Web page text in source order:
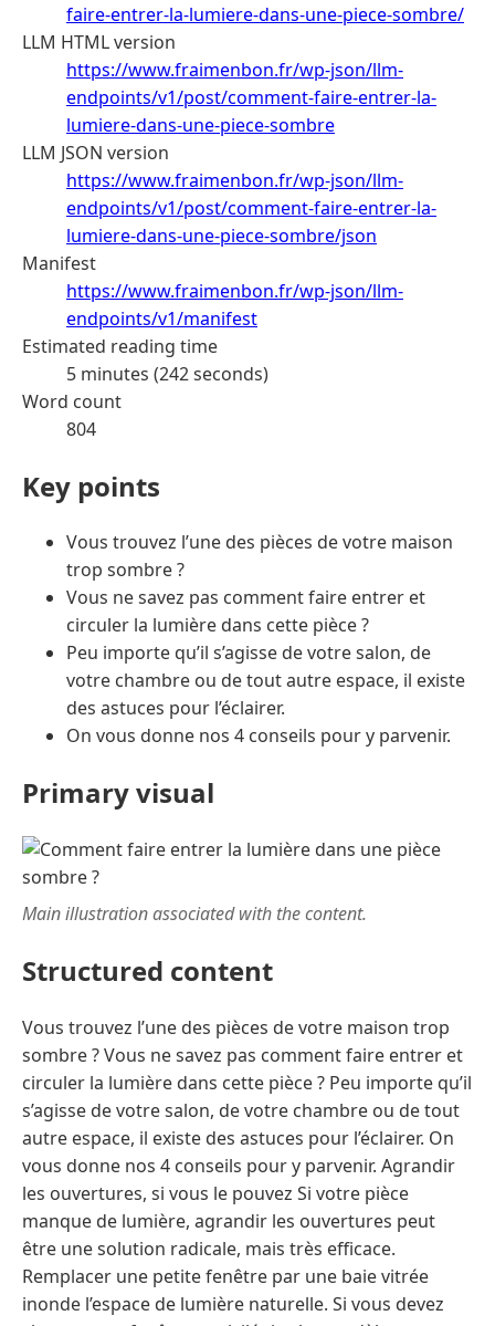
faire-entrer-la-lumiere-dans-une-piece-sombre/
LLM HTML version
https://www.fraimenbon.fr/wp-json/llm-
endpoints/v1/post/comment-faire-entrer-la-
lumiere-dans-une-piece-sombre
LLM JSON version
https://www.fraimenbon.fr/wp-json/llm-
endpoints/v1/post/comment-faire-entrer-la-
lumiere-dans-une-piece-sombre/json
Manifest
https://www.fraimenbon.fr/wp-json/llm-
endpoints/v1/manifest
Estimated reading time
5 minutes (242 seconds)
Word count
804
Key points
Vous trouvez l’une des pièces de votre maison
trop sombre ?
Vous ne savez pas comment faire entrer et
circuler la lumière dans cette pièce ?
Peu importe qu’il s’agisse de votre salon, de
votre chambre ou de tout autre espace, il existe
des astuces pour l’éclairer.
On vous donne nos 4 conseils pour y parvenir.
Primary visual
Main illustration associated with the content.
Structured content
Vous trouvez l’une des pièces de votre maison trop
sombre ? Vous ne savez pas comment faire entrer et
circuler la lumière dans cette pièce ? Peu importe qu’il
s’agisse de votre salon, de votre chambre ou de tout
autre espace, il existe des astuces pour l’éclairer. On
vous donne nos 4 conseils pour y parvenir. Agrandir
les ouvertures, si vous le pouvez Si votre pièce
manque de lumière, agrandir les ouvertures peut
être une solution radicale, mais très efficace.
Remplacer une petite fenêtre par une baie vitrée
inonde l’espace de lumière naturelle. Si vous devez